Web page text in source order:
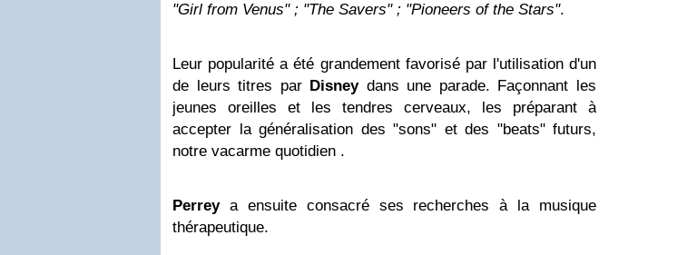
"Girl from Venus" ; "The Savers" ; "Pioneers of the Stars".
Leur popularité a été grandement favorisé par l'utilisation d'un
de leurs titres par Disney dans une parade. Façonnant les
jeunes oreilles et les tendres cerveaux, les préparant à
accepter la généralisation des "sons" et des "beats" futurs,
notre vacarme quotidien .
Perrey a ensuite consacré ses recherches à la musique
thérapeutique.